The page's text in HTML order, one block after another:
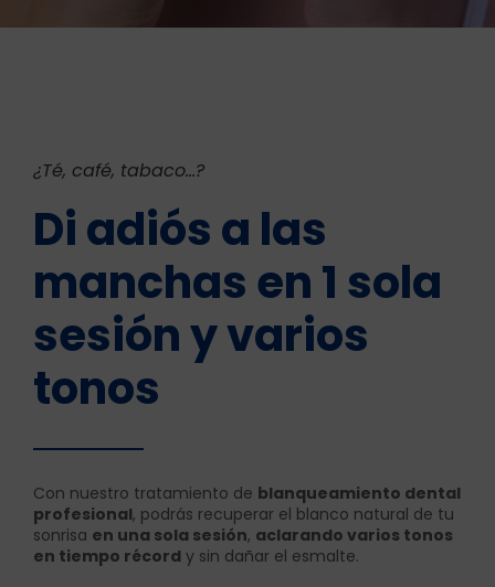
¿Té, café, tabaco…?
Di adiós a las
manchas en 1 sola
sesión y varios
tonos
Con nuestro tratamiento de blanqueamiento dental
profesional, podrás recuperar el blanco natural de tu
sonrisa en una sola sesión, aclarando varios tonos
en tiempo récord y sin dañar el esmalte.